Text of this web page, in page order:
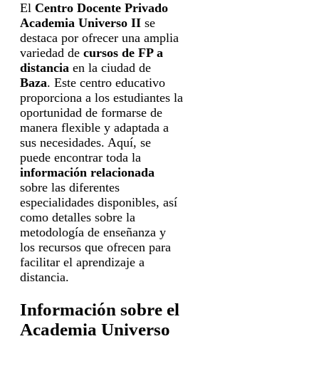
El Centro Docente Privado
Academia Universo II se
destaca por ofrecer una amplia
variedad de cursos de FP a
distancia en la ciudad de
Baza. Este centro educativo
proporciona a los estudiantes la
oportunidad de formarse de
manera flexible y adaptada a
sus necesidades. Aquí, se
puede encontrar toda la
información relacionada
sobre las diferentes
especialidades disponibles, así
como detalles sobre la
metodología de enseñanza y
los recursos que ofrecen para
facilitar el aprendizaje a
distancia.
Información sobre el
Academia Universo